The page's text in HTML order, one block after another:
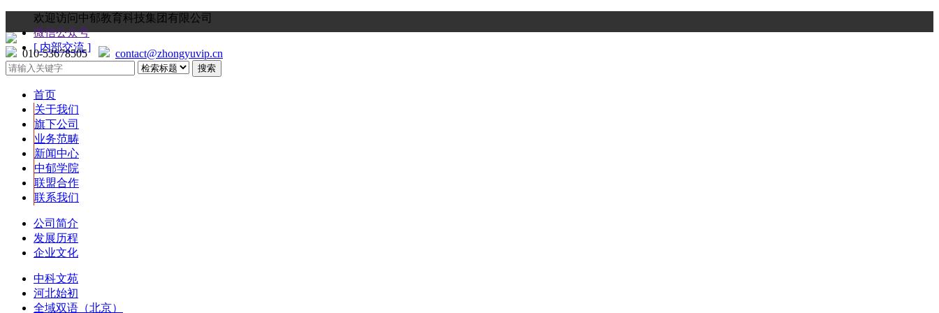
欢迎访问中郁教育科技集团有限公司
微信公众号
[ 内部交流 ]
010-53678505 contact@zhongyuvip.cn
首页
关于我们
旗下公司
业务范畴
新闻中心
中郁学院
联盟合作
联系我们
公司简介
发展历程
企业文化
中科文苑
河北始初
全域双语（北京）